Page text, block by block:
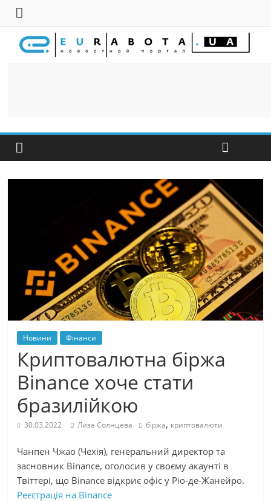
Новини Фінанси
Криптовалютна біржа
Binance хоче стати
бразилійкою
30.03.2022 Лиза Солнцева біржа, криптовалюти
Чанпен Чжао (Чехія), генеральний директор та
засновник Binance, оголосив у своєму акаунті в
Твіттері, що Binance відкриє офіс у Ріо-де-Жанейро.
Реєстрація на Binance